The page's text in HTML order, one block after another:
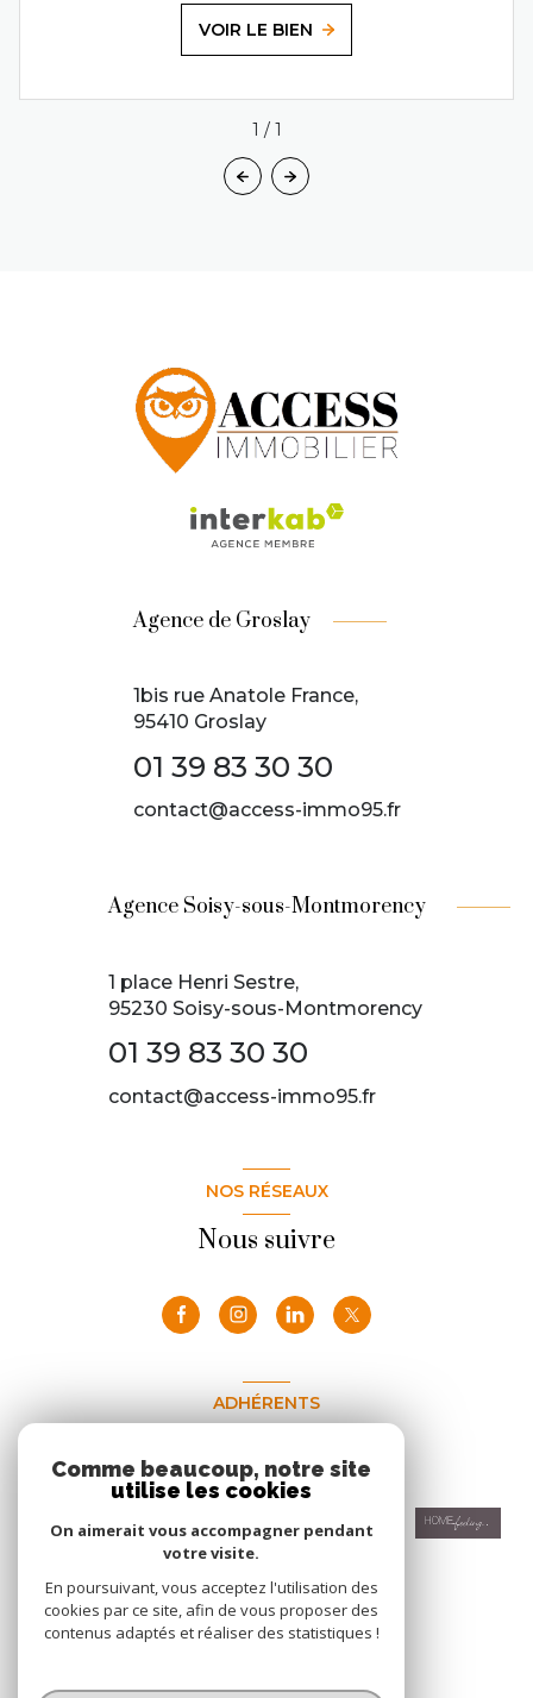
VOIR LE BIEN
1 / 1
Agence de Groslay
1bis rue Anatole France,
95410 Groslay
01 39 83 30 30
contact@access-immo95.fr
Agence Soisy-sous-Montmorency
1 place Henri Sestre,
95230 Soisy-sous-Montmorency
01 39 83 30 30
contact@access-immo95.fr
NOS RÉSEAUX
Nous suivre
ADHÉRENTS
Nous adhérons
© 2026 | Tous droits réservés
Comme beaucoup, notre site
utilise les cookies
On aimerait vous accompagner pendant
votre visite.
En poursuivant, vous acceptez l'utilisation des
cookies par ce site, afin de vous proposer des
contenus adaptés et réaliser des statistiques !